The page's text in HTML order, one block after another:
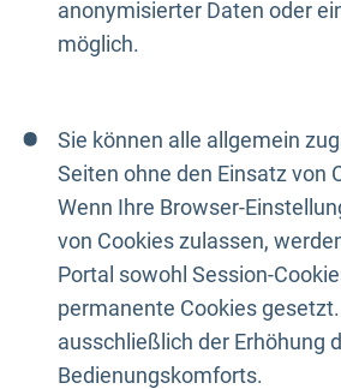
anonymisierter Daten oder
möglich.
Sie können alle allgemein
Seiten ohne den Einsatz von
Wenn Ihre Browser-
von Cookies zulassen,
Portal sowohl Session-
permanente Cookies
ausschließlich der Erhöhung
Bedienungskomforts.